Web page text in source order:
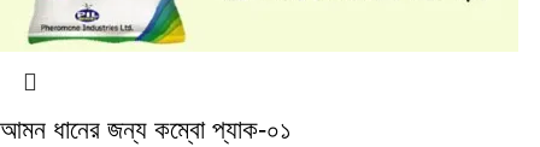
আমন ধানের জন্য কম্বো প্যাক-০১